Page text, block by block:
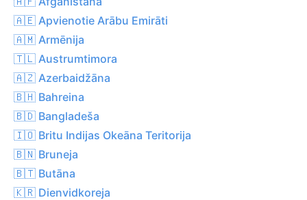
🇦🇪 Apvienotie Arābu Emirāti
🇦🇲 Armēnija
🇹🇱 Austrumtimora
🇦🇿 Azerbaidžāna
🇧🇭 Bahreina
🇧🇩 Bangladeša
🇮🇴 Britu Indijas Okeāna Teritorija
🇧🇳 Bruneja
🇧🇹 Butāna
🇰🇷 Dienvidkoreja